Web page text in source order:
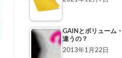
GAINとボリューム
違うの？
2013年1月22日